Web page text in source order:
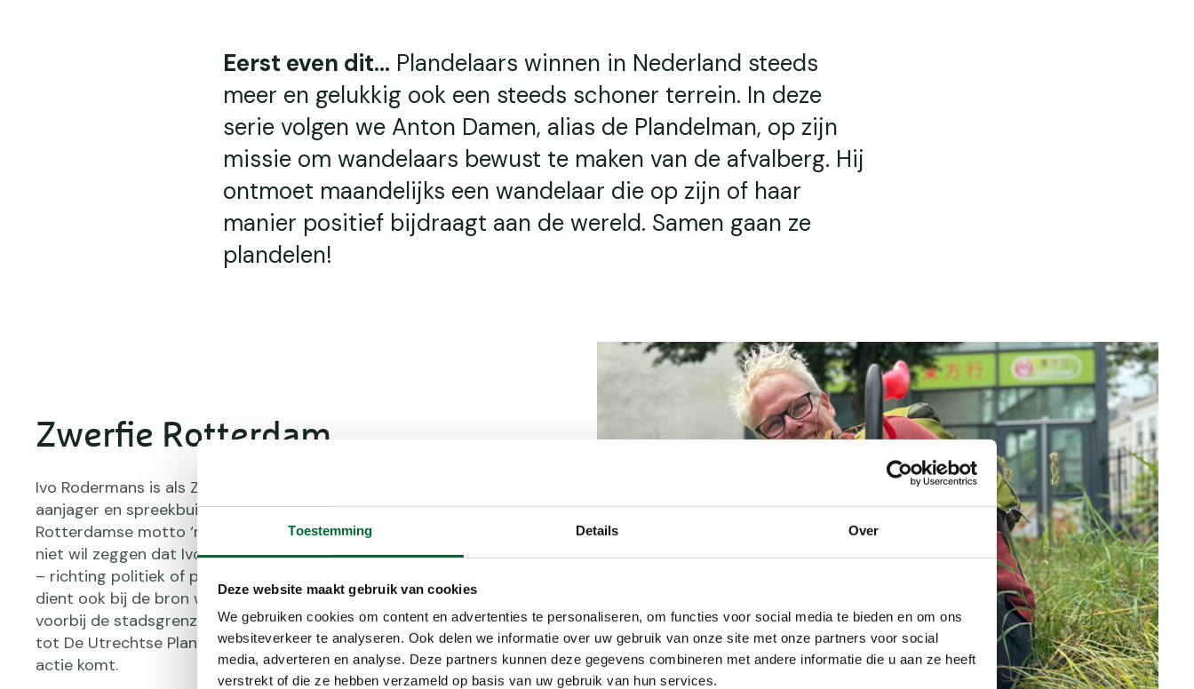
Toestemming Details Over
Deze website maakt gebruik van cookies
We gebruiken cookies om content en advertenties te personaliseren, om functies voor social media te bieden en om ons
websiteverkeer te analyseren. Ook delen we informatie over uw gebruik van onze site met onze partners voor social
media, adverteren en analyse. Deze partners kunnen deze gegevens combineren met andere informatie die u aan ze heeft
verstrekt of die ze hebben verzameld op basis van uw gebruik van hun services.
Eerst even dit... Plandelaars winnen in Nederland steeds
meer en gelukkig ook een steeds schoner terrein. In deze
serie volgen we Anton Damen, alias de Plandelman, op zijn
missie om wandelaars bewust te maken van de afvalberg. Hij
ontmoet maandelijks een wandelaar die op zijn of haar
manier positief bijdraagt aan de wereld. Samen gaan ze
plandelen!
Zwerfie Rotterdam
Ivo Rodermans is als Zwerfie Rotterdam de onvermoeibare
aanjager en spreekbuis van lokale opruimhelden die het
Rotterdamse motto ‘niet lullen maar poetsen’ belichamen. Wat
niet wil zeggen dat Ivo niet ook zijn mond geregeld opentrekt
– richting politiek of producent, want het zwerfafvalprobleem
dient ook bij de bron worden aangepakt. Zijn missie voert hem
voorbij de stadsgrenzen: van de Tweede Kamer in Den Haag
tot De Utrechtse Plandeldagen, waar hij als afvaldetective in
actie komt.